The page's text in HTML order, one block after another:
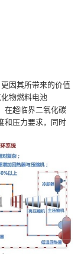
因其所带来的价值
物燃料电池
在超临界二氧化碳
和压力要求，同时